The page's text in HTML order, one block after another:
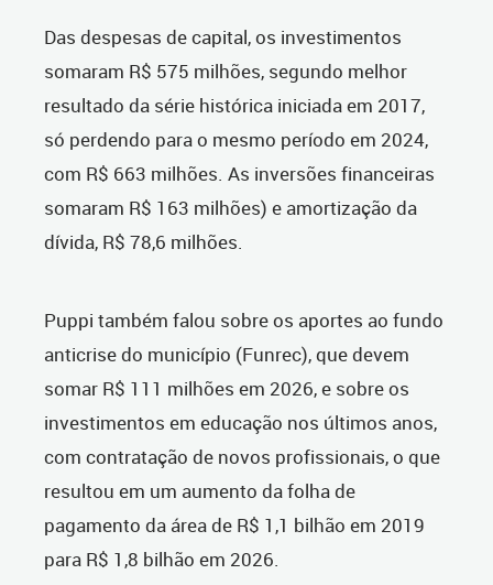
Das despesas de capital, os investimentos
somaram R$ 575 milhões, segundo melhor
resultado da série histórica iniciada em 2017,
só perdendo para o mesmo período em 2024,
com R$ 663 milhões. As inversões financeiras
somaram R$ 163 milhões) e amortização da
dívida, R$ 78,6 milhões.
Puppi também falou sobre os aportes ao fundo
anticrise do município (Funrec), que devem
somar R$ 111 milhões em 2026, e sobre os
investimentos em educação nos últimos anos,
com contratação de novos profissionais, o que
resultou em um aumento da folha de
pagamento da área de R$ 1,1 bilhão em 2019
para R$ 1,8 bilhão em 2026.